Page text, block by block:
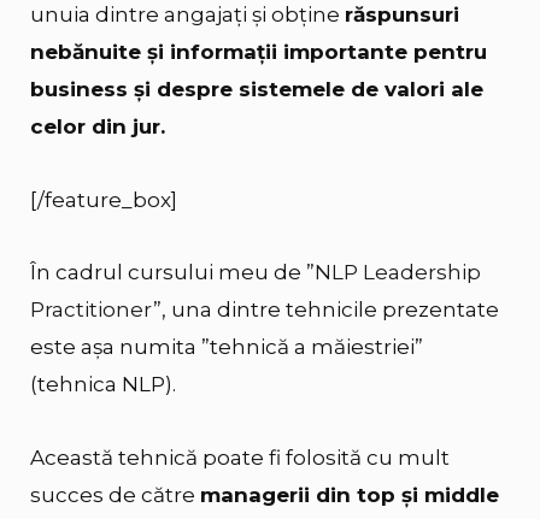
unuia dintre angajați și obține răspunsuri
nebănuite și informații importante pentru
business și despre sistemele de valori ale
celor din jur.
[/feature_box]
În cadrul cursului meu de ”NLP Leadership
Practitioner”, una dintre tehnicile prezentate
este așa numita ”tehnică a măiestriei”
(tehnica NLP).
Această tehnică poate fi folosită cu mult
succes de către managerii din top și middle